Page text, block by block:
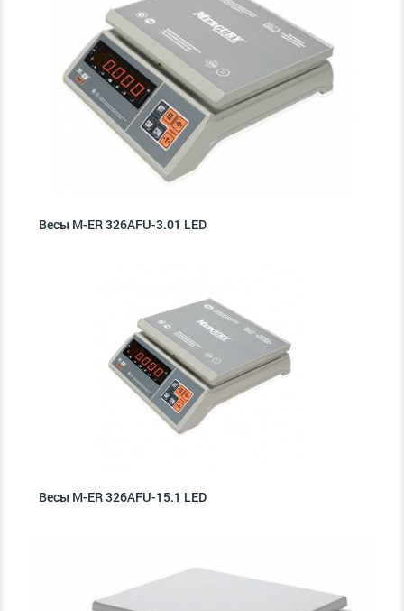
Весы M-ER 326AFU-3.01 LED
Весы M-ER 326AFU-15.1 LED